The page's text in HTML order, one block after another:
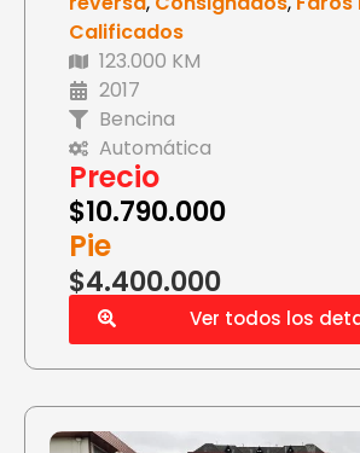
Calificados
123.000 KM
2017
Bencina
Automática
Precio
$10.790.000
Pie
$4.400.000
Ver todos los